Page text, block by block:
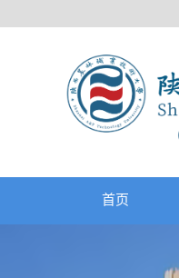
首页